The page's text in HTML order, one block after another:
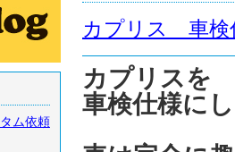
カプリス 車
カプリスを
車検仕様に
ム依頼